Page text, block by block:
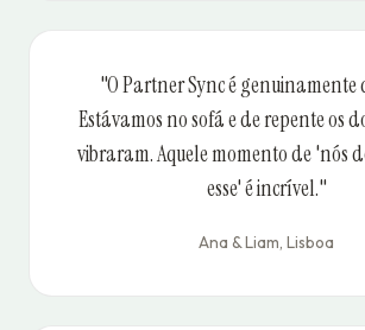
"O Partner Sync é genuinamente
Estávamos no sofá e de repente os
vibraram. Aquele momento de 'nós
esse' é incrível."
Ana & Liam, Lisboa